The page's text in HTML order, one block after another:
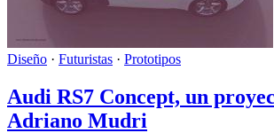
Diseño · Futuristas · Prototipos
Audi RS7 Concept, un
Adriano Mudri